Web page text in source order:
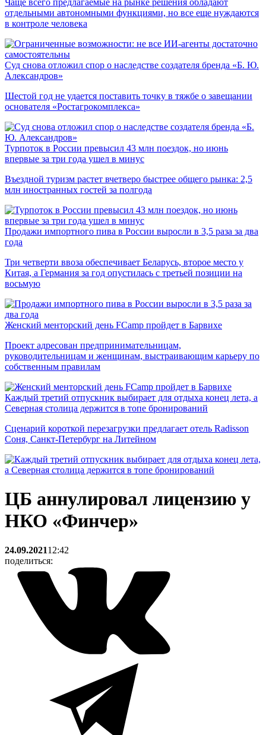
Чаще всего предлагаемые на рынке решения обладают
отдельными автономными функциями, но все еще нуждаются
в контроле человека
Суд снова отложил спор о наследстве создателя бренда «Б. Ю.
Александров»
Шестой год не удается поставить точку в тяжбе о завещании
основателя «Ростагрокомплекса»
Турпоток в России превысил 43 млн поездок, но июнь
впервые за три года ушел в минус
Въездной туризм растет вчетверо быстрее общего рынка: 2,5
млн иностранных гостей за полгода
Продажи импортного пива в России выросли в 3,5 раза за два
года
Три четверти ввоза обеспечивает Беларусь, второе место у
Китая, а Германия за год опустилась с третьей позиции на
восьмую
Женский менторский день FCamp пройдет в Барвихе
Проект адресован предпринимательницам,
руководительницам и женщинам, выстраивающим карьеру по
собственным правилам
Каждый третий отпускник выбирает для отдыха конец лета, а
Северная столица держится в топе бронирований
Сценарий короткой перезагрузки предлагает отель Radisson
Соня, Санкт-Петербург на Литейном
ЦБ аннулировал лицензию у
НКО «Финчер»
24.09.202112:42
поделиться: